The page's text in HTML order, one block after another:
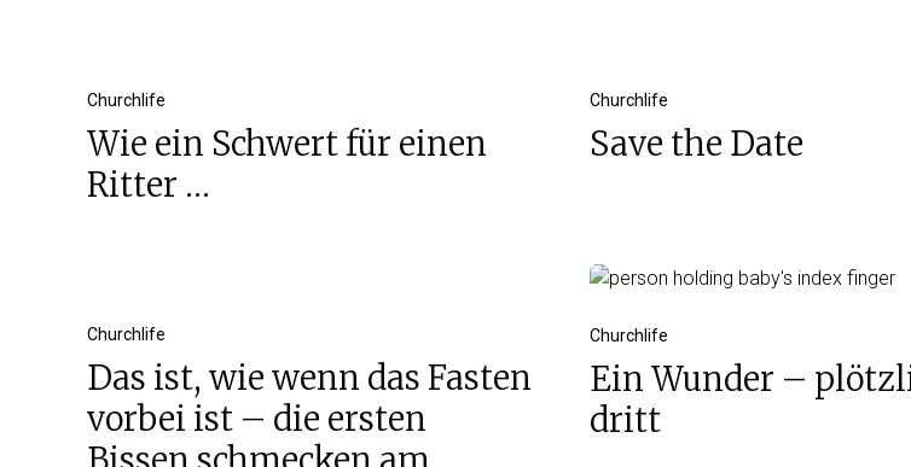
Churchlife
Wie ein Schwert für einen
Ritter …
Churchlife
Save the Date
Churchlife
Das ist, wie wenn das Fasten
vorbei ist – die ersten
Churchlife
Ein Wunder –
dritt